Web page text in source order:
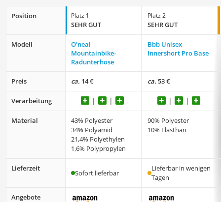
Position Platz 1
SEHR GUT
Platz 2
SEHR GUT
Modell
O'neal
Mountainbike-
Radunterhose
Bbb Unisex
Innershort Pro Base
Preis ca. 14 € ca. 53 €
Verarbeitung
Material
43% Polyester
34% Polyamid
21,4% Polyethylen
1,6% Polypropylen
90% Polyester
10% Elasthan
Lieferzeit
Sofort lieferbar
Lieferbar in wenigen
Tagen
Angebote